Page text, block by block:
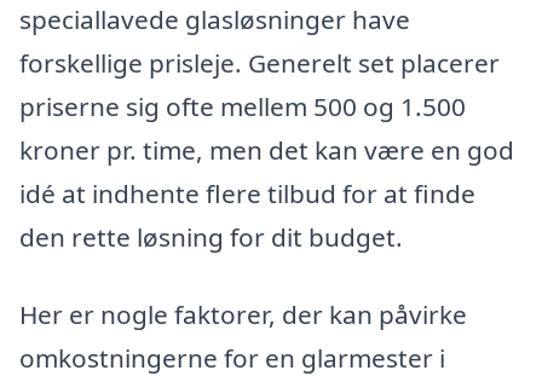
speciallavede glasløsninger have
forskellige prisleje. Generelt set placerer
priserne sig ofte mellem 500 og 1.500
kroner pr. time, men det kan være en god
idé at indhente flere tilbud for at finde
den rette løsning for dit budget.
Her er nogle faktorer, der kan påvirke
omkostningerne for en glarmester i